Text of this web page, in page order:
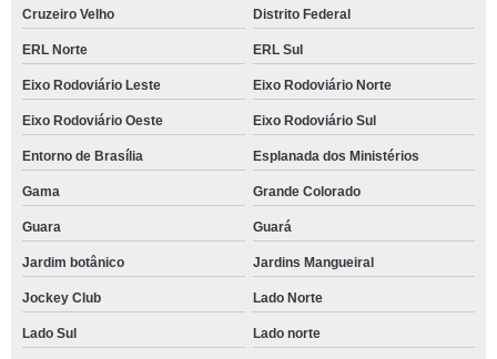
Cruzeiro Velho Distrito Federal
ERL Norte ERL Sul
Eixo Rodoviário Leste Eixo Rodoviário Norte
Eixo Rodoviário Oeste Eixo Rodoviário Sul
Entorno de Brasília Esplanada dos Ministérios
Gama Grande Colorado
Guara Guará
Jardim botânico Jardins Mangueiral
Jockey Club Lado Norte
Lado Sul Lado norte